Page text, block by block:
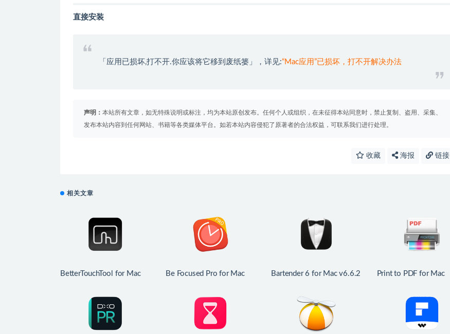
直接安装
「应用已损坏,打不开.你应该将它移到废纸篓」，详见:“Mac应用”已损坏，打不开解决办法
声明： 本站所有文章，如无特殊说明或标注，均为本站原创发布。任何个人或组织，在未征得本站同意时，禁止复制、盗用、采集、
发布本站内容到任何网站、书籍等各类媒体平台。如若本站内容侵犯了原著者的合法权益，可联系我们进行处理。
收藏 海报 链接
相关文章
BetterTouchTool for Mac
Be Focused Pro for Mac
Bartender 6 for Mac v6.6.2
Print to PDF for Mac